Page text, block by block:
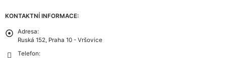
KONTAKTNÍ INFORMACE:
Adresa:
Ruská 152, Praha 10 - Vršovice
Telefon: